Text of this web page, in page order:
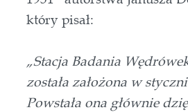
który pisał:
„Stacja Badania
została założona w
Powstała ona głównie